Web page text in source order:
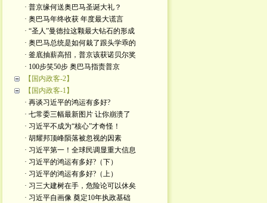
· 普京缘何送奥巴马圣诞大礼？
· 奥巴马年终收获 年度最大谎言
· “圣人”曼德拉这颗最大钻石的形成
· 奥巴马总统是如何栽了跟头学乖的
· 釜底抽薪高招，普京该获诺贝尔奖
· 100步笑50步 奥巴马指责普京
【国内政客-2】
【国内政客-1】
· 再谈习近平的鸿运有多好?
· 七常委三幅最新图片 让你崩溃了
· 习近平不成为“核心”才奇怪！
· 胡耀邦顶峰陨落被忽视的因素
· 习近平第一！全球民调显重大信息
· 习近平的鸿运有多好?（下）
· 习近平的鸿运有多好?（上）
· 习三大建树在手，危险论可以休矣
· 习近平自画像 奠定10年执政基础